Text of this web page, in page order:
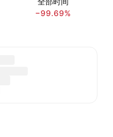
−99.69%